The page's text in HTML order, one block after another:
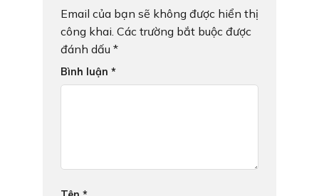
Email của bạn sẽ không được hiển thị
công khai. Các trường bắt buộc được
đánh dấu *
Bình luận *